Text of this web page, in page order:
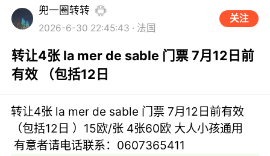
兜一圈转转
2026-6-30 22:45:43 · 法国
关注
转让4张 la mer de sable 门票 7月12日前
有效 （包括12日
转让4张 la mer de sable 门票 7月12日前有效
（包括12日 ）15欧/张 4张60欧 大人小孩通用
有意者请电话联系：0607365411